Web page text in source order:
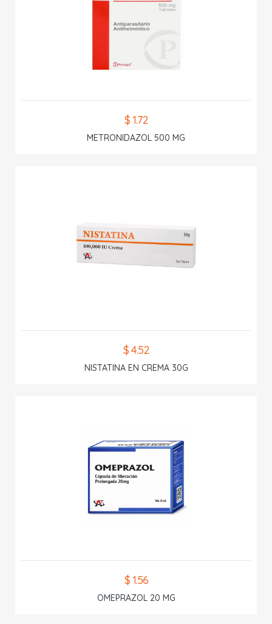
$ 1.72
METRONIDAZOL 500 MG
$ 4.52
NISTATINA EN CREMA 30G
$ 1.56
OMEPRAZOL 20 MG